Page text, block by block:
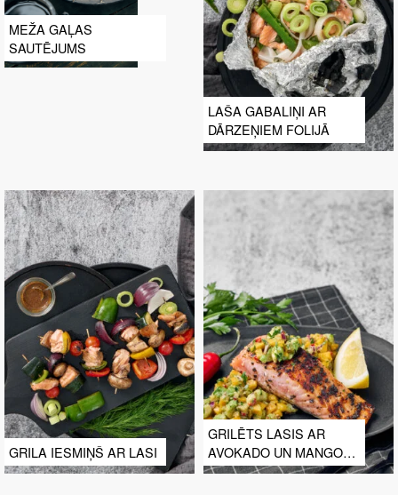
MEŽA GAĻAS
SAUTĒJUMS
LAŠA GABALIŅI AR
DĀRZEŅIEM FOLIJĀ
GRILA IESMIŅŠ AR LASI
GRILĒTS LASIS AR
AVOKADO UN MANGO
SALSU